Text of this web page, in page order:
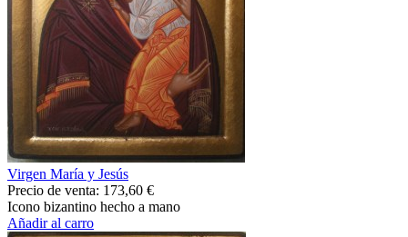
Virgen María y Jesús
Precio de venta: 173,60 €
Icono bizantino hecho a mano
Añadir al carro